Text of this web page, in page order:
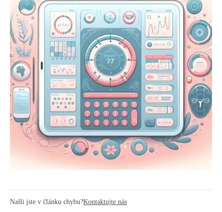
Našli jste v článku chybu?Kontaktujte nás